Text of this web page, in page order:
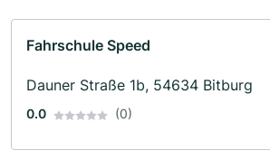
Fahrschule Speed
Dauner Straße 1b, 54634 Bitburg
0.0 (0)